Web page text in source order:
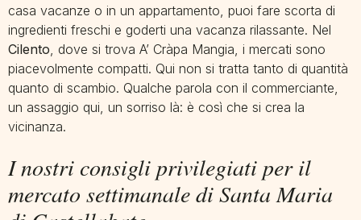
casa vacanze o in un appartamento, puoi fare scorta di
ingredienti freschi e goderti una vacanza rilassante. Nel
Cilento , dove si trova A’ Cràpa Mangia, i mercati sono
piacevolmente compatti. Qui non si tratta tanto di quantità
quanto di scambio. Qualche parola con il commerciante,
un assaggio qui, un sorriso là: è così che si crea la
vicinanza.
I nostri consigli privilegiati per il
mercato settimanale di Santa Maria